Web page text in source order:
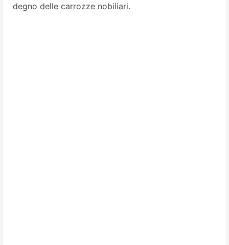
degno delle carrozze nobiliari.